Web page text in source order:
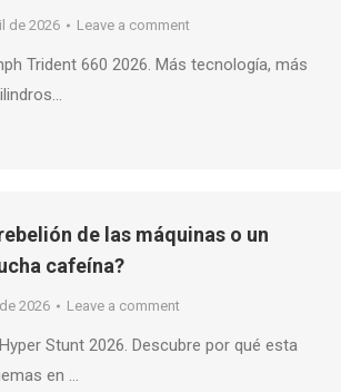
de 2026 Leave a comment
Trident 660 2026. Más tecnología, más
de las máquinas o un
cafeína?
2026 Leave a comment
Stunt 2026. Descubre por qué esta
en …